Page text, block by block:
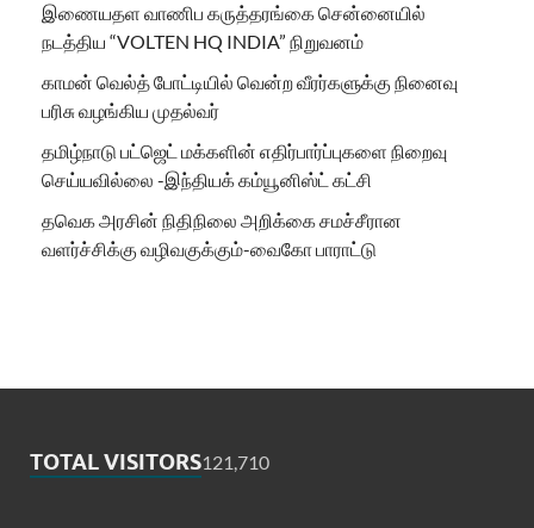
இணையதள வாணிப கருத்தரங்கை சென்னையில்
நடத்திய “VOLTEN HQ INDIA” நிறுவனம்
காமன் வெல்த் போட்டியில் வென்ற வீரர்களுக்கு நினைவு
பரிசு வழங்கிய முதல்வர்
தமிழ்நாடு பட்ஜெட் மக்களின் எதிர்பார்ப்புகளை நிறைவு
செய்யவில்லை -இந்தியக் கம்யூனிஸ்ட் கட்சி
தவெக அரசின் நிதிநிலை அறிக்கை சமச்சீரான
வளர்ச்சிக்கு வழிவகுக்கும்-வைகோ பாராட்டு
TOTAL VISITORS121,710